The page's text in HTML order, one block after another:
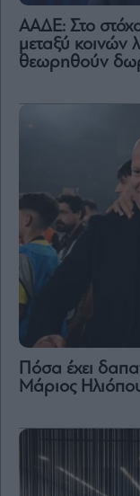
ΑΑΔΕ: Στο
μεταξύ κοινών
θεωρηθούν
Πόσα έχει
Μάριος